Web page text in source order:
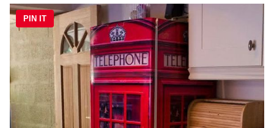
PIN IT